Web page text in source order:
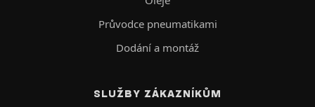
Průvodce pneumatikami
Dodání a montáž
SLUŽBY ZÁKAZNÍKŮM